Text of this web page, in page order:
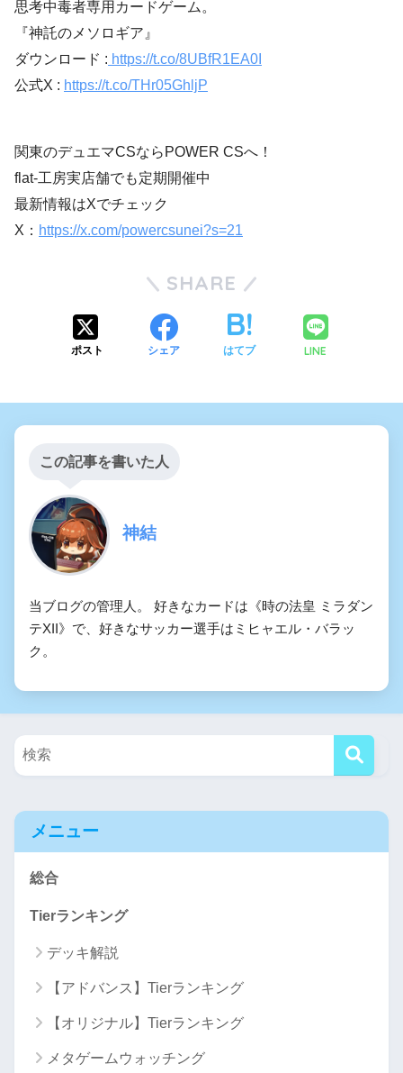
思考中毒者専用カードゲーム。
『神託のメソロギア』
ダウンロード : https://t.co/8UBfR1EA0I
公式X : https://t.co/THr05GhljP
関東のデュエマCSならPOWER CSへ！
flat-工房実店舗でも定期開催中
最新情報はXでチェック
X： https://x.com/powercsunei?s=21
SHARE
ポスト シェア はてブ LINE
この記事を書いた人
神結
当ブログの管理人。 好きなカードは《時の法皇 ミラダン
テXII》で、好きなサッカー選手はミヒャエル・バラッ
ク。
メニュー
総合
Tierランキング
デッキ解説
【アドバンス】Tierランキング
【オリジナル】Tierランキング
メタゲームウォッチング